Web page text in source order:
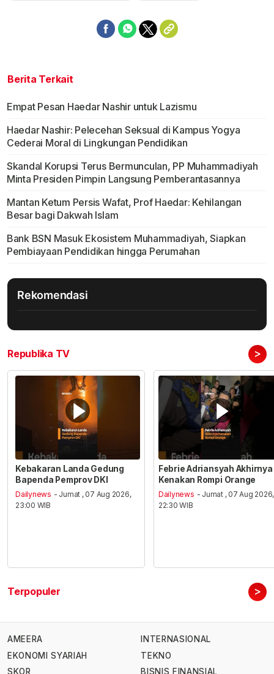
Berita Terkait
Empat Pesan Haedar Nashir untuk Lazismu
Haedar Nashir: Pelecehan Seksual di Kampus Yogya
Cederai Moral di Lingkungan Pendidikan
Skandal Korupsi Terus Bermunculan, PP Muhammadiyah
Minta Presiden Pimpin Langsung Pemberantasannya
Mantan Ketum Persis Wafat, Prof Haedar: Kehilangan
Besar bagi Dakwah Islam
Bank BSN Masuk Ekosistem Muhammadiyah, Siapkan
Pembiayaan Pendidikan hingga Perumahan
Rekomendasi
Republika TV >
Kebakaran Landa Gedung
Bapenda Pemprov DKI
Dailynews - Jumat , 07 Aug 2026,
23:00 WIB
Febrie Adriansyah Akhirnya
Kenakan Rompi Orange
Dailynews - Jumat , 07 Aug 2026,
22:30 WIB
Terpopuler >
AMEERA
EKONOMI SYARIAH
SKOR
INTERNASIONAL
TEKNO
BISNIS FINANSIAL